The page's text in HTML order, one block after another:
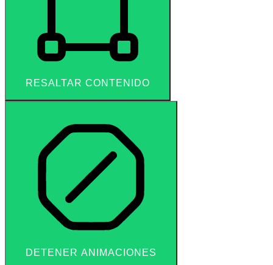
RESALTAR CONTENIDO
DETENER ANIMACIONES